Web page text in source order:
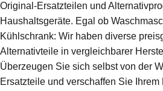
Original-Ersatzteilen und
Haushaltsgeräte. Egal ob
Kühlschrank: Wir haben diverse
Alternativteile in vergleichbarer
Überzeugen Sie sich selbst von der
Ersatzteile und verschaffen Sie